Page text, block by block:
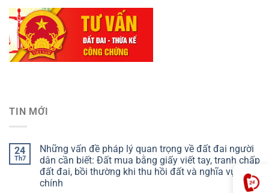
TIN MỚI
24
Th7
Những vấn đề pháp lý quan trọng về đất đai người
dân cần biết: Đất mua bằng giấy viết tay, tranh chấp
đất đai, bồi thường khi thu hồi đất và nghĩa vụ tài
chính